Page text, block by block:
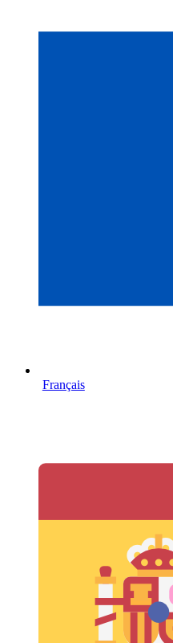
Français